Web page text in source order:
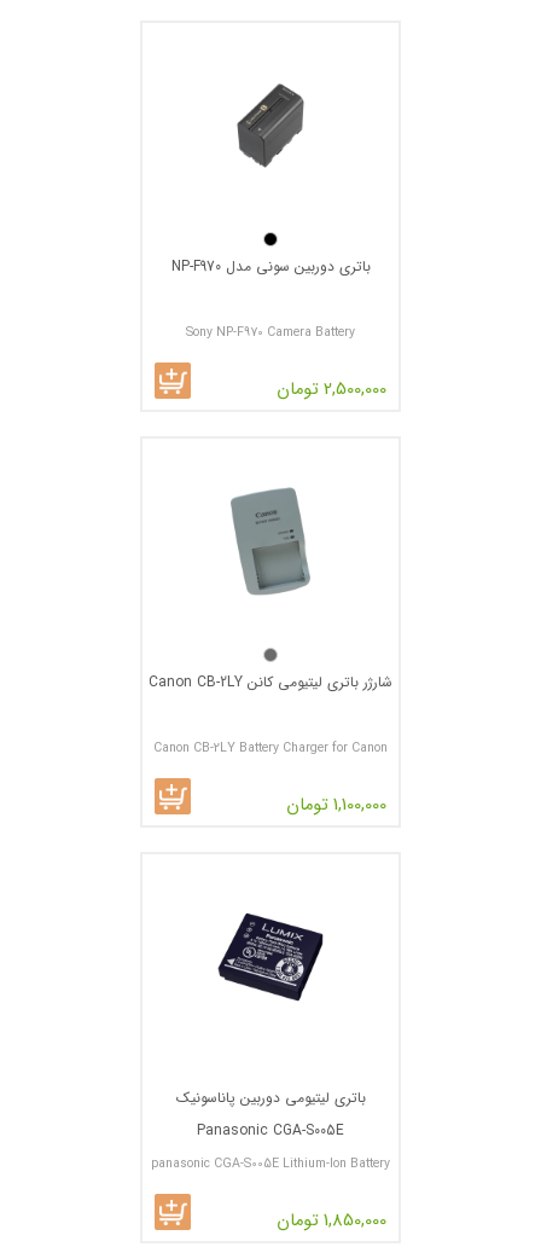
باتری دوربین سونی مدل NP-F970
Sony NP-F970 Camera Battery
2,500,000 تومان
شارژر باتری لیتیومی کانن Canon CB-2LY
Canon CB-2LY Battery Charger for Canon
1,100,000 تومان
باتری لیتیومی دوربین پاناسونیک
Panasonic CGA-S005E
panasonic CGA-S005E Lithium-Ion Battery
1,850,000 تومان